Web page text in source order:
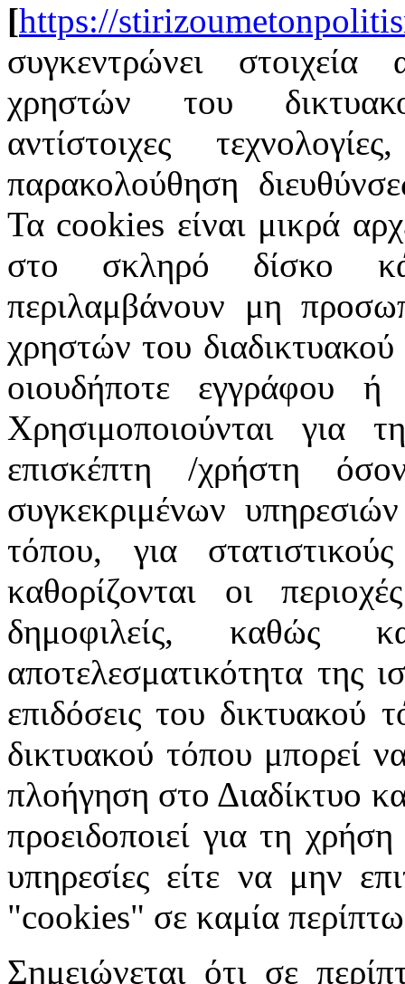
[https://
συγκεντρώνει
χρηστών του
αντίστοιχες
παρακολούθηση
Τα cookies είναι μικρά
στο σκληρό δίσκο
περιλαμβάνουν μη
χρηστών του
οιουδήποτε εγγράφου
Χρησιμοποιούνται για
επισκέπτη /χρήστη
συγκεκριμένων
τόπου, για
καθορίζονται οι
δημοφιλείς,
αποτελεσματικότητα της
επιδόσεις του δικτυακού
δικτυακού τόπου μπορεί
πλοήγηση στο Διαδίκτυο
προειδοποιεί για τη
υπηρεσίες είτε να μην
"cookies" σε καμία
Σημειώνεται ότι σε